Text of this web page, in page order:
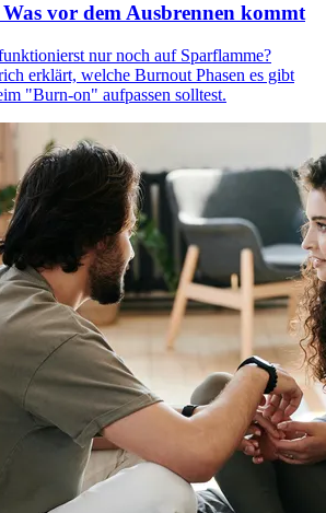
vor dem Ausbrennen kommt
nur noch auf Sparflamme?
erklärt, welche Burnout Phasen es gibt
"Burn-on" aufpassen solltest.